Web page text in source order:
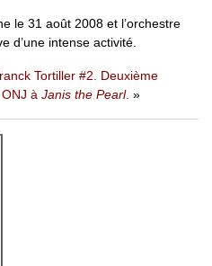
le 31 août 2008 et l’orchestre
d’une intense activité.
Tortiller #2. Deuxième
à Janis the Pearl.